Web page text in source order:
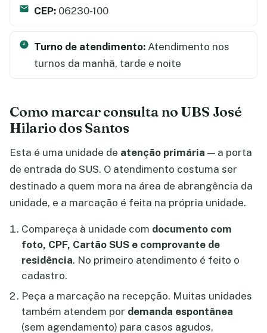
CEP: 06230-100
Turno de atendimento: Atendimento nos
turnos da manhã, tarde e noite
Como marcar consulta no UBS José
Hilario dos Santos
Esta é uma unidade de atenção primária — a porta
de entrada do SUS. O atendimento costuma ser
destinado a quem mora na área de abrangência da
unidade, e a marcação é feita na própria unidade.
Compareça à unidade com documento com
foto, CPF, Cartão SUS e comprovante de
residência. No primeiro atendimento é feito o
cadastro.
Peça a marcação na recepção. Muitas unidades
também atendem por demanda espontânea
(sem agendamento) para casos agudos,